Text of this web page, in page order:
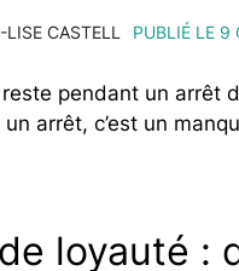
CASTELL PUBLIÉ LE 9
reste pendant un
arrêt, c’est un
loyauté :